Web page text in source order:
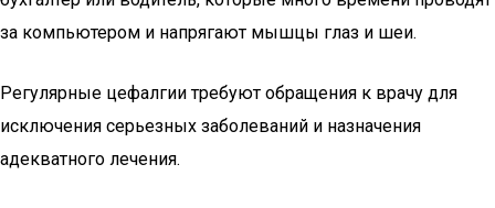
за компьютером и напрягают мышцы глаз и шеи.
Регулярные цефалгии требуют обращения к врачу для
исключения серьезных заболеваний и назначения
адекватного лечения.